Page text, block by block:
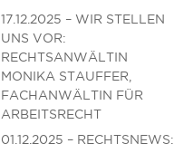
17.12.2025 – WIR STELLEN
UNS VOR:
RECHTSANWÄLTIN
MONIKA STAUFFER,
FACHANWÄLTIN FÜR
ARBEITSRECHT
01.12.2025 – RECHTSNEWS: